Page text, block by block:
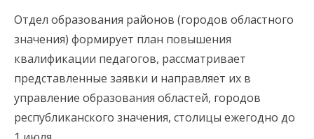
Отдел образования районов (городов областного
значения) формирует план повышения
квалификации педагогов, рассматривает
представленные заявки и направляет их в
управление образования областей, городов
республиканского значения, столицы ежегодно до